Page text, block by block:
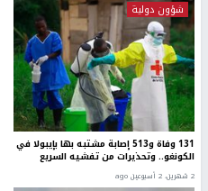
شؤون دولية
131 وفاة و513 إصابة مشتبه بها بإيبولا في
الكونغو.. وتحذيرات من تفشيه السريع
2 شهرين، 2 أسبوعين ago